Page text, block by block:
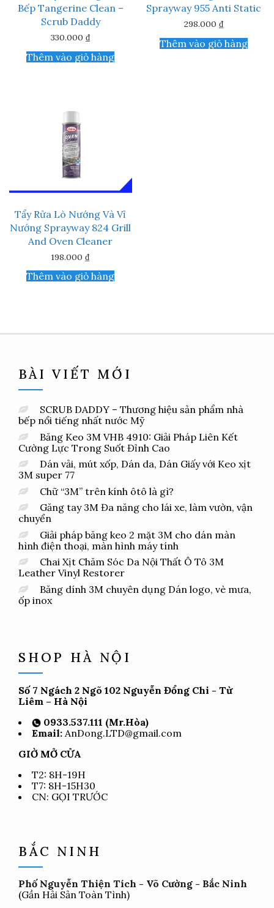
Bếp Tangerine Clean –
Scrub Daddy
330.000₫
Thêm vào giỏ hàng
Sprayway 955 Anti Static
298.000 ₫
Thêm vào giỏ hàng
Tẩy Rửa Lò Nướng Và Vỉ
Nướng Sprayway 824 Grill
And Oven Cleaner
198.000₫
Thêm vào giỏ hàng
BÀI VIẾT MỚI
SCRUB DADDY – Thương hiệu sản phẩm nhà
bếp nổi tiếng nhất nước Mỹ
Băng Keo 3M VHB 4910: Giải Pháp Liên Kết
Cường Lực Trong Suốt Đỉnh Cao
Dán vải, mút xốp, Dán da, Dán Giấy với Keo xịt
3M super 77
Chữ “3M” trên kính ôtô là gì?
Găng tay 3M Đa năng cho lái xe, làm vườn, vận
chuyển
Giải pháp băng keo 2 mặt 3M cho dán màn
hình điện thoại, màn hình máy tính
Chai Xịt Chăm Sóc Da Nội Thất Ô Tô 3M
Leather Vinyl Restorer
Băng dính 3M chuyên dụng Dán logo, vè mưa,
ốp inox
SHOP HÀ NỘI
Số 7 Ngách 2 Ngõ 102 Nguyễn Đổng Chi - Từ
Liêm – Hà Nội
0933.537.111 (Mr.Hòa)
Email: AnDong.LTD@gmail.com
GIỜ MỞ CỬA
T2: 8H-19H
T7: 8H-15H30
CN: GỌI TRƯỚC
BẮC NINH
Phố Nguyễn Thiện Tích - Võ Cường - Bắc Ninh
(Gần Hải Sản Toàn Tình)